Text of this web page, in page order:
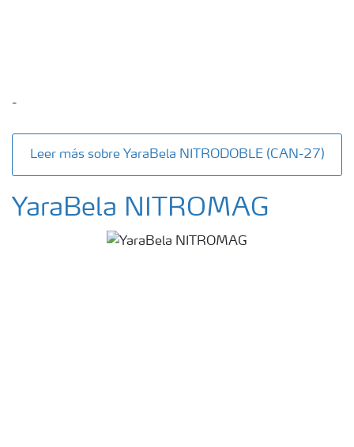
-
Leer más sobre YaraBela NITRODOBLE (CAN-27)
YaraBela NITROMAG